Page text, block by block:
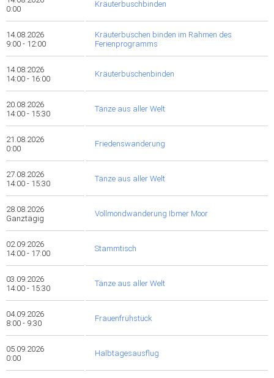
0:00
Kräuterbuschbinden
14.08.2026
9:00 - 12:00
Kräuterbuschen binden im Rahmen des
Ferienprogramms
14.08.2026
14:00 - 16:00
Kräuterbuschenbinden
20.08.2026
14:00 - 15:30
Tänze aus aller Welt
21.08.2026
0:00
Friedenswanderung
27.08.2026
14:00 - 15:30
Tänze aus aller Welt
28.08.2026
Ganztägig
Vollmondwanderung Ibmer Moor
02.09.2026
14:00 - 17:00
Stammtisch
03.09.2026
14:00 - 15:30
Tänze aus aller Welt
04.09.2026
8:00 - 9:30
Frauenfrühstück
05.09.2026
0:00
Halbtagesausflug